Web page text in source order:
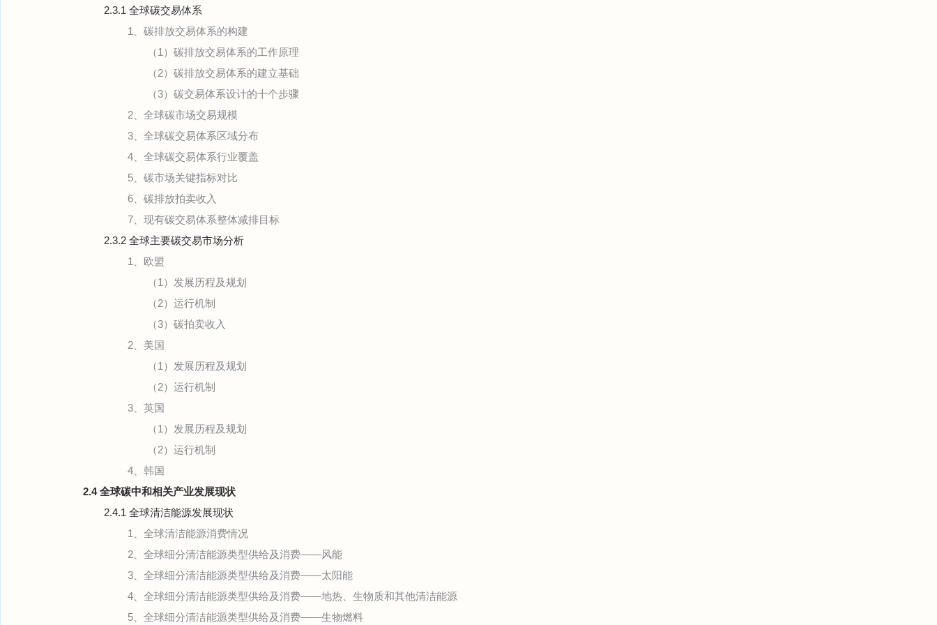
2.3.1 全球碳交易体系
1、碳排放交易体系的构建
（1）碳排放交易体系的工作原理
（2）碳排放交易体系的建立基础
（3）碳交易体系设计的十个步骤
2、全球碳市场交易规模
3、全球碳交易体系区域分布
4、全球碳交易体系行业覆盖
5、碳市场关键指标对比
6、碳排放拍卖收入
7、现有碳交易体系整体减排目标
2.3.2 全球主要碳交易市场分析
1、欧盟
（1）发展历程及规划
（2）运行机制
（3）碳拍卖收入
2、美国
（1）发展历程及规划
（2）运行机制
3、英国
（1）发展历程及规划
（2）运行机制
4、韩国
2.4 全球碳中和相关产业发展现状
2.4.1 全球清洁能源发展现状
1、全球清洁能源消费情况
2、全球细分清洁能源类型供给及消费——风能
3、全球细分清洁能源类型供给及消费——太阳能
4、全球细分清洁能源类型供给及消费——地热、生物质和其他清洁能源
5、全球细分清洁能源类型供给及消费——生物燃料